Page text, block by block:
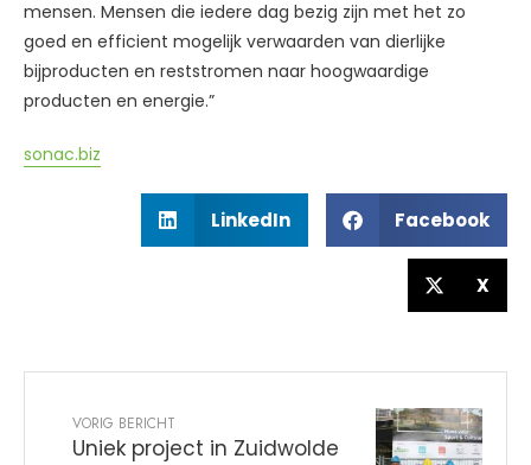
mensen. Mensen die iedere dag bezig zijn met het zo
goed en efficient mogelijk verwaarden van dierlijke
bijproducten en reststromen naar hoogwaardige
producten en energie.”
sonac.biz
LinkedIn Facebook
X
VORIG BERICHT
Uniek project in Zuidwolde